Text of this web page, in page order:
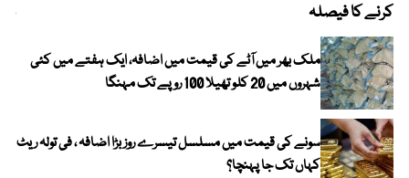
کرنے کا فیصلہ
ملک بھر میں آٹے کی قیمت میں اضافہ، ایک ہفتے میں کئی
شہروں میں 20 کلو تھیلا 100 روپے تک مہنگا
سونے کی قیمت میں مسلسل تیسرے روز بڑا اضافہ ، فی تولہ ریٹ
کہاں تک جا پہنچا؟